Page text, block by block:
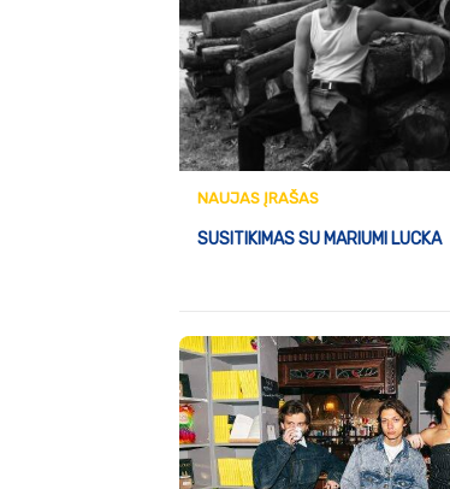
NAUJAS ĮRAŠAS
SUSITIKIMAS SU MARIUMI LUCKA